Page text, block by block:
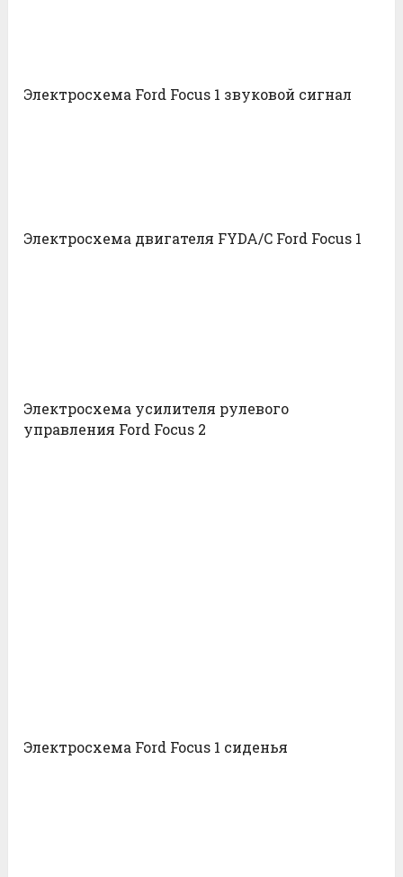
Электросхема Ford Focus 1 звуковой сигнал
Электросхема двигателя FYDA/C Ford Focus 1
Электросхема усилителя рулевого
управления Ford Focus 2
Электросхема Ford Focus 1 сиденья